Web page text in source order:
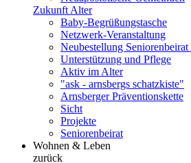
Zukunft Alter
Baby-Begrüßungstasche
Netzwerk-Veranstaltung
Neubestellung Seniorenbeirat
Unterstützung und Pflege
Aktiv im Alter
"ask - arnsbergs schatzkiste"
Arnsberger Präventionskette
Sicht
Projekte
Seniorenbeirat
Wohnen & Leben
zurück